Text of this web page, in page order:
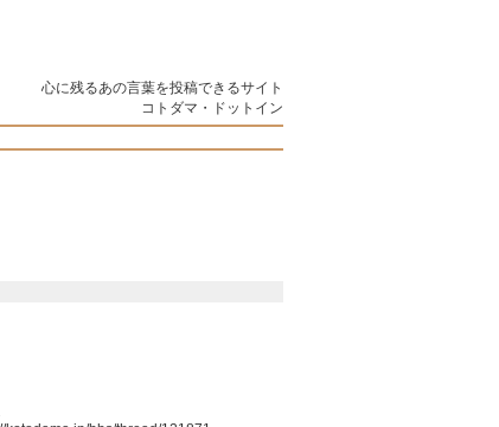
心に残るあの言葉を投稿できるサイト
コトダマ・ドットイン